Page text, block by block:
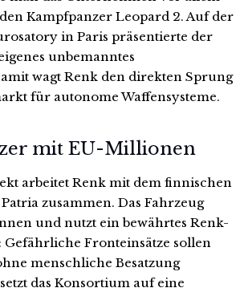
Kampfpanzer Leopard 2. Auf der
in Paris präsentierte der
unbemanntes
wagt Renk den direkten Sprung
für autonome Waffensysteme.
mit EU-Millionen
arbeitet Renk mit dem finnischen
zusammen. Das Fahrzeug
und nutzt ein bewährtes Renk-
Gefährliche Fronteinsätze sollen
menschliche Besatzung
das Konsortium auf eine